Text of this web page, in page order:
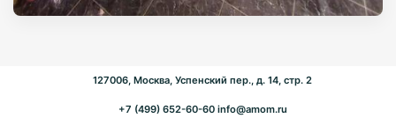
127006, Москва, Успенский пер., д. 14, стр. 2
+7 (499) 652-60-60 info@amom.ru